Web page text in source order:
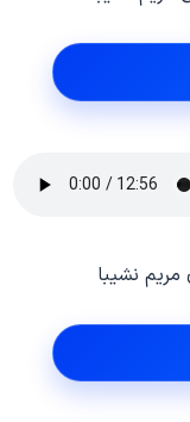
نشیبا